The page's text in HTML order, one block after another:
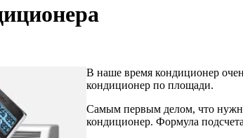
В наше время кондиционер
кондиционер по площади.
Самым первым делом, что нужно
кондиционер. Формула